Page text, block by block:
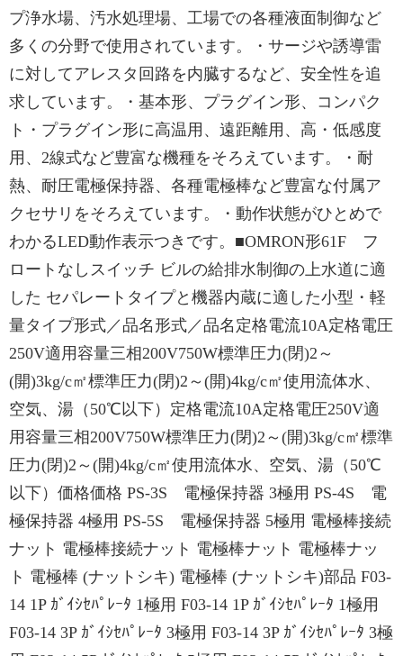
プ浄水場、汚水処理場、工場での各種液面制御など
多くの分野で使用されています。・サージや誘導雷
に対してアレスタ回路を内臓するなど、安全性を追
求しています。・基本形、プラグイン形、コンパク
ト・プラグイン形に高温用、遠距離用、高・低感度
用、2線式など豊富な機種をそろえています。・耐
熱、耐圧電極保持器、各種電極棒など豊富な付属ア
クセサリをそろえています。・動作状態がひとめで
わかるLED動作表示つきです。■OMRON形61F フ
ロートなしスイッチ ビルの給排水制御の上水道に適
した セパレートタイプと機器内蔵に適した⼩型・軽
量タイプ形式／品名形式／品名定格電流10A定格電圧
250V適用容量三相200V750W標準圧力(閉)2～
(開)3kg/c㎡標準圧力(閉)2～(開)4kg/c㎡使用流体水、
空気、湯（50℃以下）定格電流10A定格電圧250V適
用容量三相200V750W標準圧力(閉)2～(開)3kg/c㎡標準
圧力(閉)2～(開)4kg/c㎡使用流体水、空気、湯（50℃
以下）価格価格 PS-3S 電極保持器 3極用 PS-4S 電
極保持器 4極用 PS-5S 電極保持器 5極用 電極棒接続
ナット 電極棒接続ナット 電極棒ナット 電極棒ナッ
ト 電極棒 (ナットシキ) 電極棒 (ナットシキ)部品 F03-
14 1P ｶﾞｲｼｾﾊﾟﾚｰﾀ 1極用 F03-14 1P ｶﾞｲｼｾﾊﾟﾚｰﾀ 1極用
F03-14 3P ｶﾞｲｼｾﾊﾟﾚｰﾀ 3極用 F03-14 3P ｶﾞｲｼｾﾊﾟﾚｰﾀ 3極